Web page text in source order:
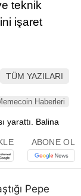
teknik
işaret
TÜM YAZILARI
Haberleri
ABONE OL
Pepe